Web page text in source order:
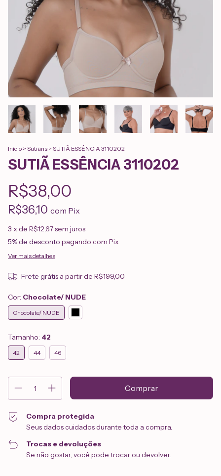
Início > Sutiãns > SUTIÃ ESSÊNCIA 3110202
SUTIÃ ESSÊNCIA 3110202
R$38,00
R$36,10 com Pix
3 x de R$12,67sem juros
5% de desconto pagando com Pix
Ver mais detalhes
Frete grátis a partir de R$199,00
Cor: Chocolate/ NUDE
Chocolate/ NUDE
Tamanho: 42
42 44 46
Compra protegida
Seus dados cuidados durante toda a compra.
Trocas e devoluções
Se não gostar, você pode trocar ou devolver.